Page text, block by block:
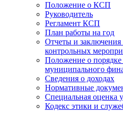
Положение о КСП
Руководитель
Регламент КСП
План работы на год
Отчеты и
контрольных
Положение о порядке
муниципального
Сведения о доходах
Нормативные
Специальная оценка
Кодекс этики и